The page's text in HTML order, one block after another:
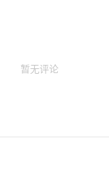
暂无评论